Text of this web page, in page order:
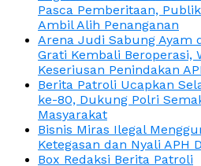
Pasca Pemberitaan,
Ambil Alih Penanganan
Arena Judi Sabung Ayam
Grati Kembali Beroperasi,
Keseriusan Penindakan
Berita Patroli Ucapkan
ke-80, Dukung Polri
Masyarakat
Bisnis Miras Ilegal
Ketegasan dan Nyali APH
Box Redaksi Berita Patroli